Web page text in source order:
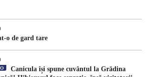
o de gard tare
Canicula își spune cuvântul la Grădina